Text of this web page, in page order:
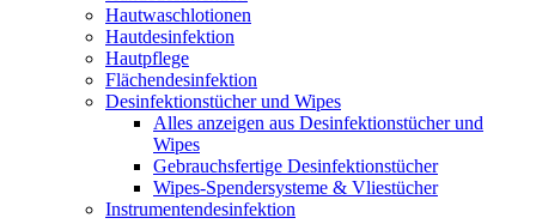
Hautwaschlotionen
Hautdesinfektion
Hautpflege
Flächendesinfektion
Desinfektionstücher und Wipes
Alles anzeigen aus Desinfektionstücher und
Wipes
Gebrauchsfertige Desinfektionstücher
Wipes-Spendersysteme & Vliestücher
Instrumentendesinfektion